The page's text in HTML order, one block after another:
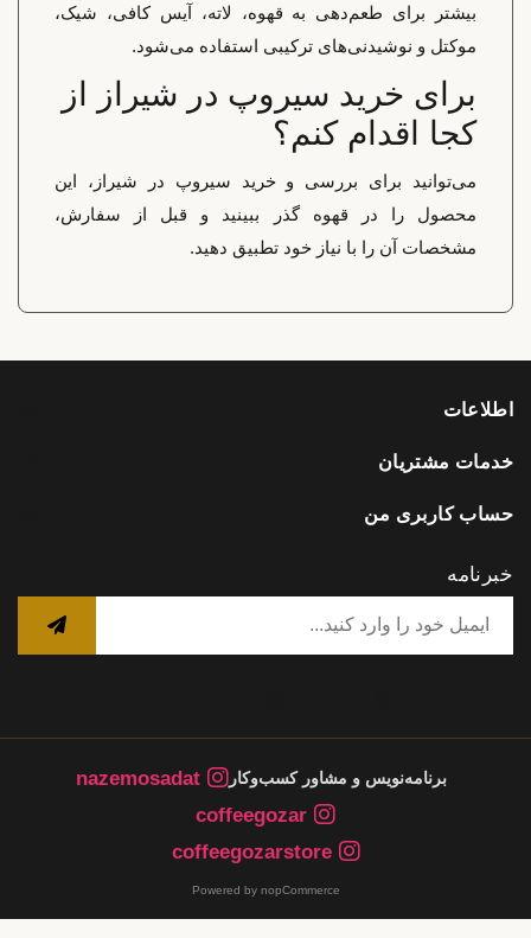
بیشتر برای طعم‌دهی به قهوه، لاته، آیس کافی، شیک،
موکتل و نوشیدنی‌های ترکیبی استفاده می‌شود.
برای خرید سیروپ در شیراز از
کجا اقدام کنم؟
می‌توانید برای بررسی و خرید سیروپ در شیراز، این
محصول را در قهوه گذر ببینید و قبل از سفارش،
مشخصات آن را با نیاز خود تطبیق دهید.
اطلاعات
خدمات مشتریان
حساب کاربری من
خبرنامه
برنامه‌نویس و مشاور کسب‌وکار
nazemosadat
coffeegozar
coffeegozarstore
Powered by nopCommerce